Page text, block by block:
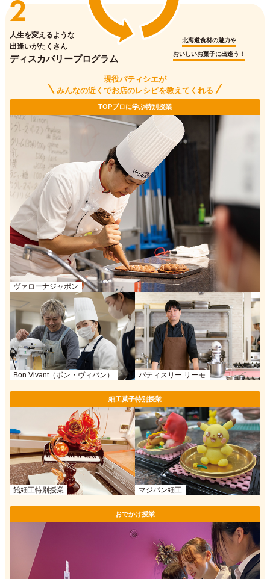
人生を変えるような
出逢いがたくさん
ディスカバリープログラム
北海道食材の魅力や
おいしいお菓子に出逢う！
現役パティシエが
みんなの近くでお店のレシピを教えてくれる
TOPプロに学ぶ特別授業
ヴァローナジャポン
Bon Vivant（ボン・ヴィバン） パティスリー リーモ
細工菓子特別授業
飴細工特別授業 マジパン細工
おでかけ授業
2